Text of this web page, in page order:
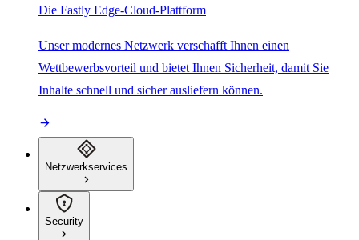
Die Fastly Edge-Cloud-Plattform
Unser modernes Netzwerk verschafft Ihnen einen
Wettbewerbsvorteil und bietet Ihnen Sicherheit, damit Sie
Inhalte schnell und sicher ausliefern können.
Netzwerkservices
Security